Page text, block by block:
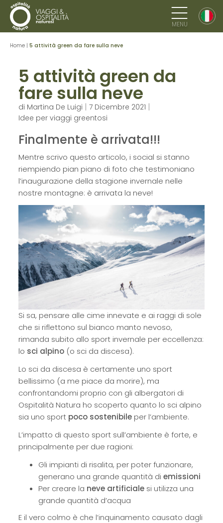
MENU
Home | 5 attività green da fare sulla neve
5 attività green da
fare sulla neve
di Martina De Luigi | 7 Dicembre 2021 |
Idee per viaggi greentosi
Finalmente è arrivata!!!
Mentre scrivo questo articolo, i social si stanno
riempiendo pian piano di foto che testimoniano
l’inaugurazione della stagione invernale nelle
nostre montagne: è arrivata la neve!
Si sa, pensare alle cime innevate e ai raggi di sole
che si riflettono sul bianco manto nevoso,
rimanda subito allo sport invernale per eccellenza:
lo sci alpino (o sci da discesa).
Lo sci da discesa è certamente uno sport
bellissimo (a me piace da morire), ma
confrontandomi proprio con gli albergatori di
Ospitalità Natura ho scoperto quanto lo sci alpino
sia uno sport poco sostenibile per l’ambiente.
L’impatto di questo sport sull’ambiente è forte, e
principalmente per due ragioni:
Gli impianti di risalita, per poter funzionare,
generano una grande quantità di emissioni
Per creare la neve artificiale si utilizza una
grande quantità d’acqua
E il vero colmo è che l’inquinamento causato dagli